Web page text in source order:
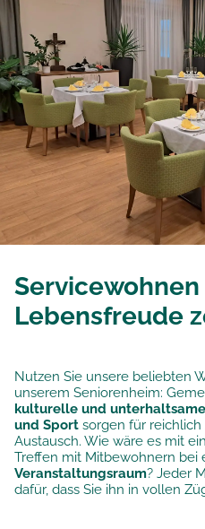
Lebensfreude
Nutzen Sie unsere beliebten
unserem Seniorenheim:
kulturelle und
und Sport sorgen für
Austausch. Wie wäre es mit
Treffen mit Mitbewohnern bei
Veranstaltungsraum? Jeder
dafür, dass Sie ihn in vollen